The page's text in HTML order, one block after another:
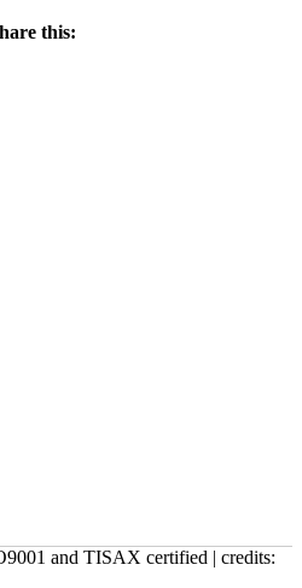
this:
and TISAX certified | credits: